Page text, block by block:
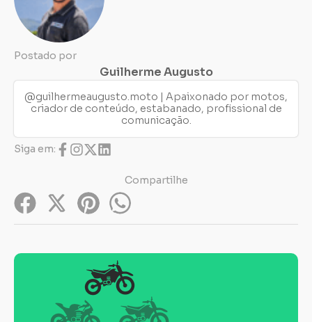
Postado por
Guilherme Augusto
@guilhermeaugusto.moto | Apaixonado por motos,
criador de conteúdo, estabanado, profissional de
comunicação.
Siga em:
Compartilhe